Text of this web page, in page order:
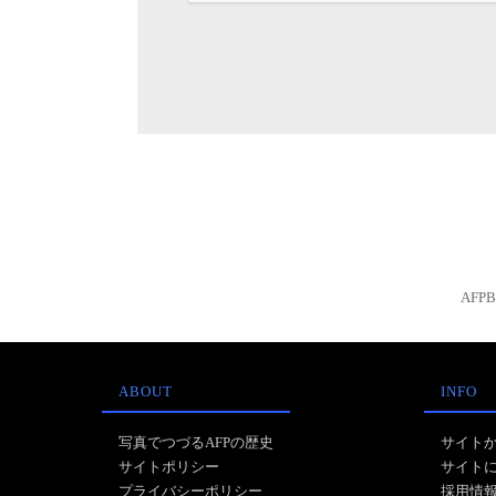
ABOUT
写真でつづるAFPの歴史
サイトポリシー
プライバシーポリシー
INFO
サイト
サイト
採用情